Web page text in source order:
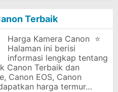
Terbaik
Harga Kamera Canon ⭐
Halaman ini berisi
informasi lengkap tentang
Canon Terbaik dan
Canon EOS, Canon
harga termur…